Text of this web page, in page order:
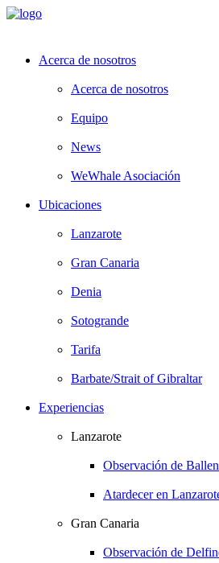
Acerca de nosotros
Acerca de nosotros
Equipo
News
WeWhale Asociación
Ubicaciones
Lanzarote
Gran Canaria
Denia
Sotogrande
Tarifa
Barbate/Strait of Gibraltar
Experiencias
Lanzarote
Observación de
Atardecer en
Gran Canaria
Observación de